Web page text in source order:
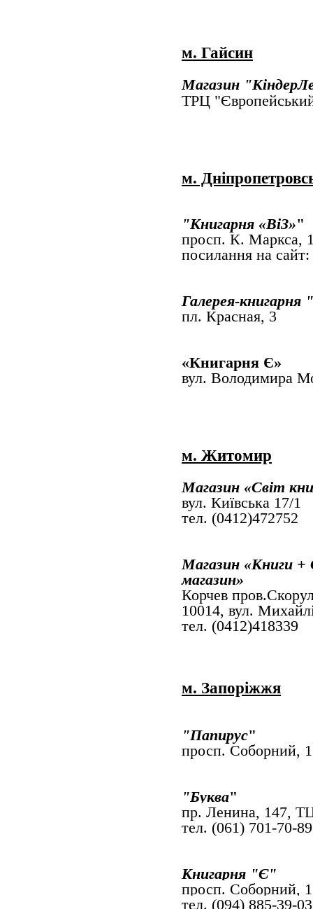
м. Гайсин
Магазин
ТРЦ
м.
"Книгарня «ВіЗ»
просп. К. Маркса,
посилання на сайт:
Галерея-
пл. Красная, 3
«Книгарня Є»
вул. Володимира
м. Житомир
Магазин «Світ
вул. Київська 17/1
тел. (0412)472752
Магазин «Книги +
магазин»
Корчев
10014, вул.
тел. (0412)418339
м. Запоріжжя
"Папирус"
просп. Соборний,
"Буква"
пр. Ленина, 147,
тел. (061) 701-70-
Книгарня "Є"
просп. Соборний,
тел. (094) 885-39-03